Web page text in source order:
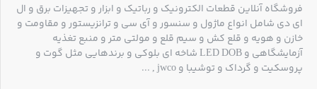
فروشگاه آنلاین قطعات الکترونیک و رباتیک و ابزار و تجهیزات برق و ال
ای دی شامل انواع ماژول و سنسور و آی سی و ترانزیستور و مقاومت و
خازن و هویه و قلع کش و سیم قلع و مولتی متر و منبع تغذیه
آزمایشگاهی و LED DOB شاخه ای بلوکی و برندهایی مثل گوت و
پروسکیت و گرداک و توشیبا و jwco , ...